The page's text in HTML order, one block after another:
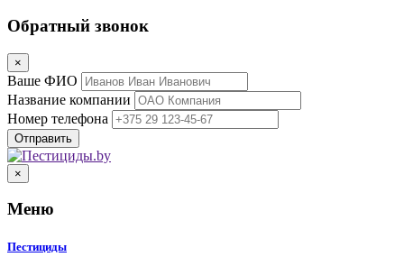
Обратный звонок
×
Ваше ФИО
Название компании
Номер телефона
×
Меню
Пестициды